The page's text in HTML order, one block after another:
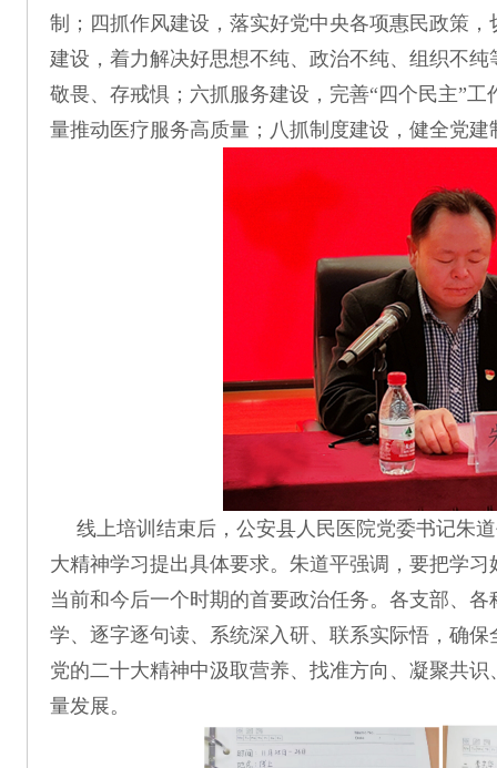
制；四抓作风建设，落实好党中央各项惠民政策
建设，着力解决好思想不纯、政治不纯、组织不
敬畏、存戒惧；六抓服务建设，完善“四个民主”
量推动医疗服务高质量；八抓制度建设，健全党建
线上培训结束后，公安县人民医院党委书记朱
大精神学习提出具体要求。朱道平强调，要把学
当前和今后一个时期的首要政治任务。各支部、
学、逐字逐句读、系统深入研、联系实际悟，确
党的二十大精神中汲取营养、找准方向、凝聚共
量发展。